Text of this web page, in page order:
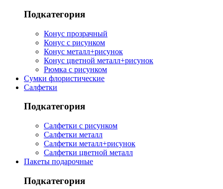
Подкатегория
Конус прозрачный
Конус с рисунком
Конус металл+рисунок
Конус цветной металл+рисунок
Рюмка с рисунком
Сумки флористические
Салфетки
Подкатегория
Салфетки с рисунком
Салфетки металл
Салфетки металл+рисунок
Салфетки цветной металл
Пакеты подарочные
Подкатегория